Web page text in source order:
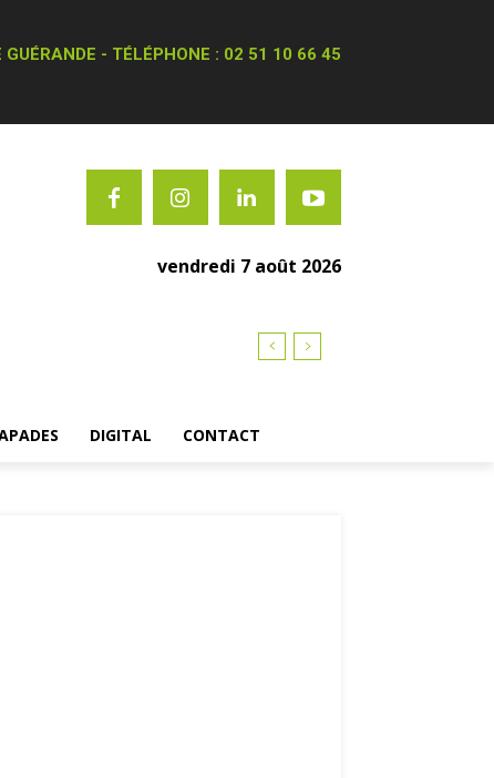
- TÉLÉPHONE : 02 51 10 66 45
vendredi 7 août 2026
DIGITAL CONTACT